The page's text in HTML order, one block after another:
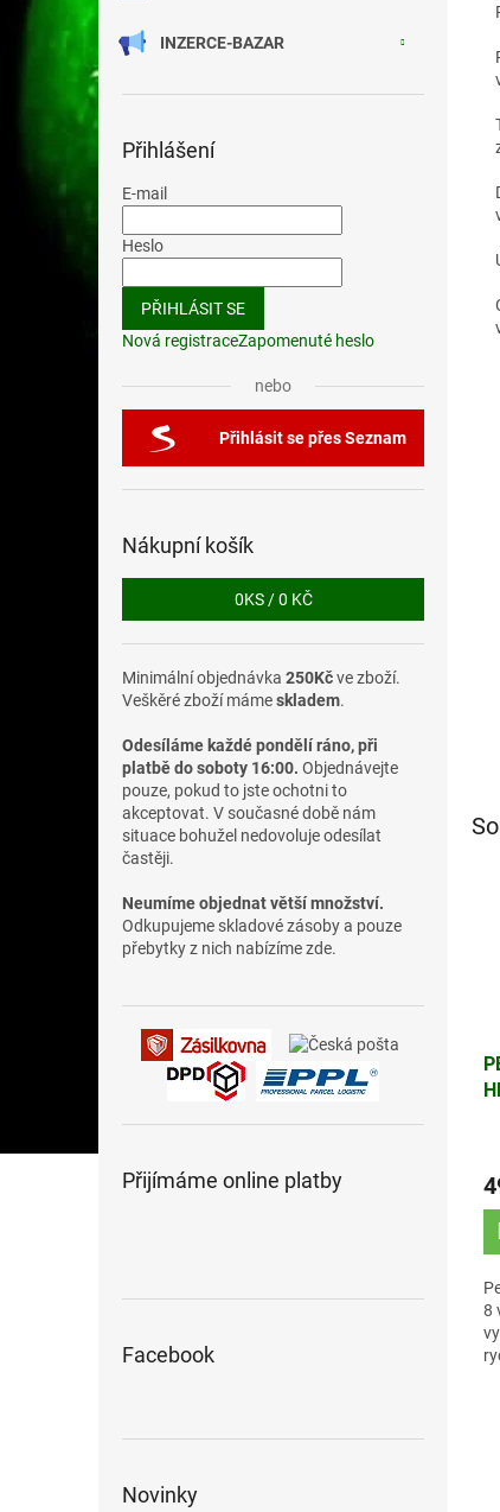
INZERCE-BAZAR
Přihlášení
E-mail
Heslo
PŘIHLÁSIT SE
Nová registraceZapomenuté heslo
nebo
Přihlásit se přes Seznam
Nákupní košík
0KS /0 KČ
Minimální objednávka 250Kčve zboží.
Veškěré zboží mámeskladem.
Odesíláme každé pondělí ráno, při
platbě do soboty 16:00. Objednávejte
pouze, pokud to jste ochotni to
akceptovat. V současné době nám
situace bohužel nedovoluje odesílat
častěji.
Neumíme objednat větší množství.
Odkupujeme skladové zásoby a pouze
přebytky z nich nabízíme zde.
Přijímáme online platby
Facebook
Novinky
8